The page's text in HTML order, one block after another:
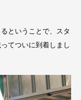
ということで、スタ
てついに到着しまし